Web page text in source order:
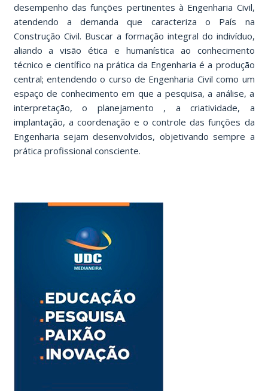
desempenho das funções pertinentes à Engenharia Civil,
atendendo a demanda que caracteriza o País na
Construção Civil. Buscar a formação integral do indivíduo,
aliando a visão ética e humanística ao conhecimento
técnico e científico na prática da Engenharia é a produção
central; entendendo o curso de Engenharia Civil como um
espaço de conhecimento em que a pesquisa, a análise, a
interpretação, o planejamento , a criatividade, a
implantação, a coordenação e o controle das funções da
Engenharia sejam desenvolvidos, objetivando sempre a
prática profissional consciente.